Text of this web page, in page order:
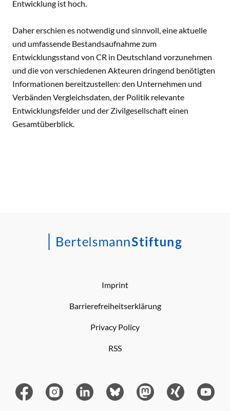
Entwicklung ist hoch.
Daher erschien es notwendig und sinnvoll, eine aktuelle
und umfassende Bestandsaufnahme zum
Entwicklungsstand von CR in Deutschland vorzunehmen
und die von verschiedenen Akteuren dringend benötigten
Informationen bereitzustellen: den Unternehmen und
Verbänden Vergleichsdaten, der Politik relevante
Entwicklungsfelder und der Zivilgesellschaft einen
Gesamtüberblick.
Imprint
Barrierefreiheitserklärung
Privacy Policy
RSS